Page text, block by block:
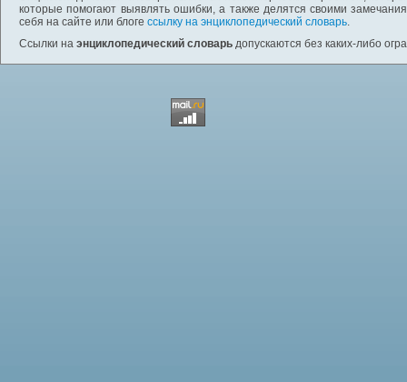
которые помогают выявлять ошибки, а также делятся своими
себя на сайте или блоге ссылку на энциклопедический словарь.
Ссылки на энциклопедический словарь допускаются без каких-либо